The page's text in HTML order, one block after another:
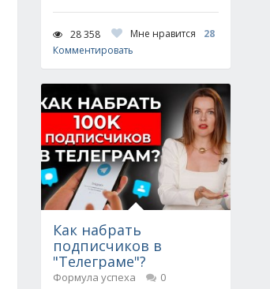
28 358 Мне нравится
28
Комментировать
Как набрать
подписчиков в
"Телеграме"?
Формула успеха
0